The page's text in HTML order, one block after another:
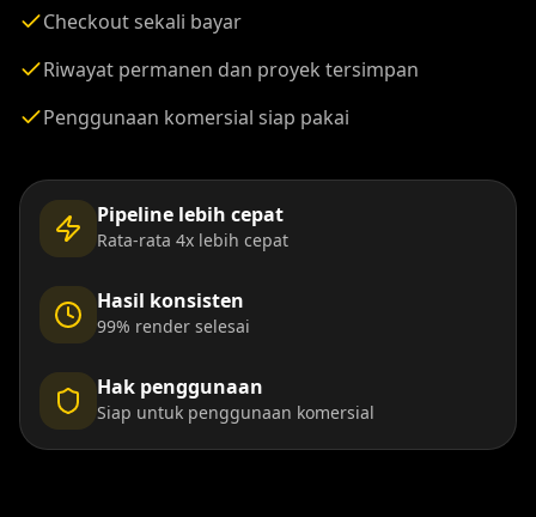
Checkout sekali bayar
Riwayat permanen dan proyek tersimpan
Penggunaan komersial siap pakai
Pipeline lebih cepat
Rata-rata 4x lebih cepat
Hasil konsisten
99% render selesai
Hak penggunaan
Siap untuk penggunaan komersial